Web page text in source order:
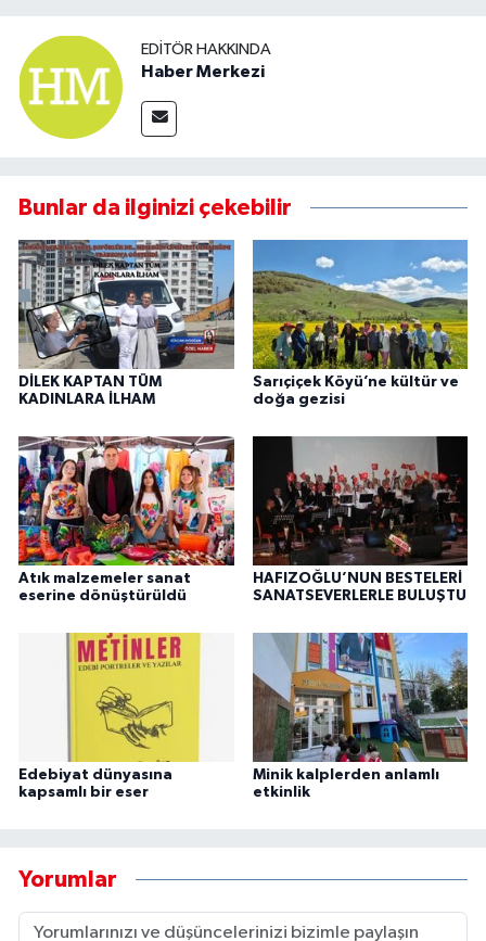
EDITÖR HAKKINDA
Haber Merkezi
Bunlar da ilginizi çekebilir
DİLEK KAPTAN TÜM
KADINLARA İLHAM
Sarıçiçek Köyü’ne kültür ve
doğa gezisi
Atık malzemeler sanat
eserine dönüştürüldü
HAFIZOĞLU’NUN BESTELERİ
SANATSEVERLERLE BULUŞTU
Edebiyat dünyasına
kapsamlı bir eser
Minik kalplerden anlamlı
etkinlik
Yorumlar